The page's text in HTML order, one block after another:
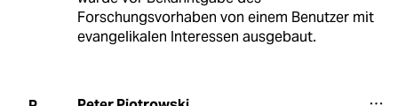
Forschungsvorhaben von einem Benutzer mit
evangelikalen Interessen ausgebaut.